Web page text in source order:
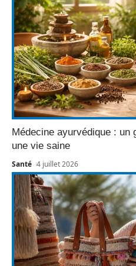
Médecine ayurvédique : un
une vie saine
Santé 4 juillet 2026